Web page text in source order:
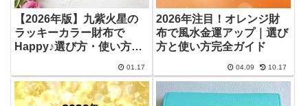
【2026年版】九紫火星の
ラッキーカラー財布で
Happy♪選び方・使い方ま
01.17
2026年注目！オレンジ財
布で風水金運アップ｜選び
方と使い方完全ガイド
04.09 10.17